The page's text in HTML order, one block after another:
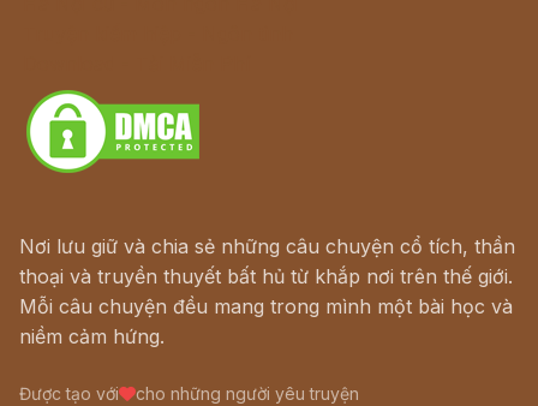
Nơi lưu giữ và chia sẻ những câu chuyện cổ tích, thần
thoại và truyền thuyết bất hủ từ khắp nơi trên thế giới.
Mỗi câu chuyện đều mang trong mình một bài học và
niềm cảm hứng.
Được tạo với cho những người yêu truyện